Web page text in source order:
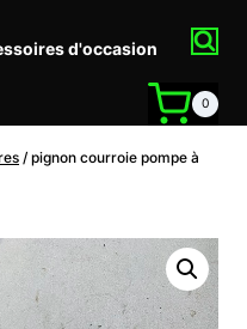
d'occasion
0
/ pignon courroie pompe à